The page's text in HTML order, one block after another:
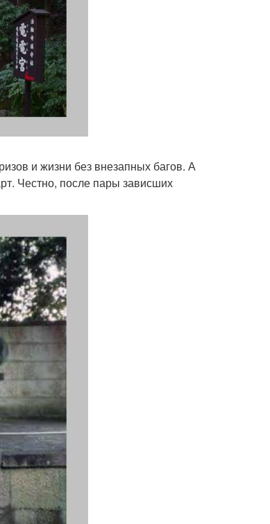
и жизни без внезапных багов. А
Честно, после пары зависших